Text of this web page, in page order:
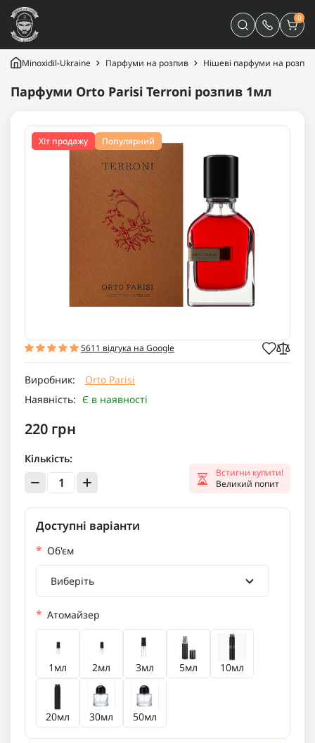
0
Minoxidil-Ukraine Парфуми на розпив Нішеві парфуми на розпив
Парфуми Orto Parisi Terroni розпив 1мл
Хіт продажу Популярний
5611 відгука на Google
Виробник:
Orto Parisi
Наявність: Є в наявності
220 грн
Кількість:
Встигни купити!
Великий попит
Доступні варіанти
* Об'єм
Виберіть
* Атомайзер
1мл 2мл 3мл 5мл 10мл
20мл 30мл 50мл